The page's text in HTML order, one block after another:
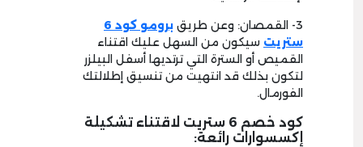
3- القمصان: وعن طريق
برومو كود 6
ستريت سيكون من السهل عليك اقتناء
القميص أو السترة التي ترتديها أسفل البيلزر
لتكون بذلك قد انتهيت من تنسيق إطلالتك
الفورمال.
كود خصم 6 ستريت لاقتناء تشكيلة
إكسسوارات رائعة: